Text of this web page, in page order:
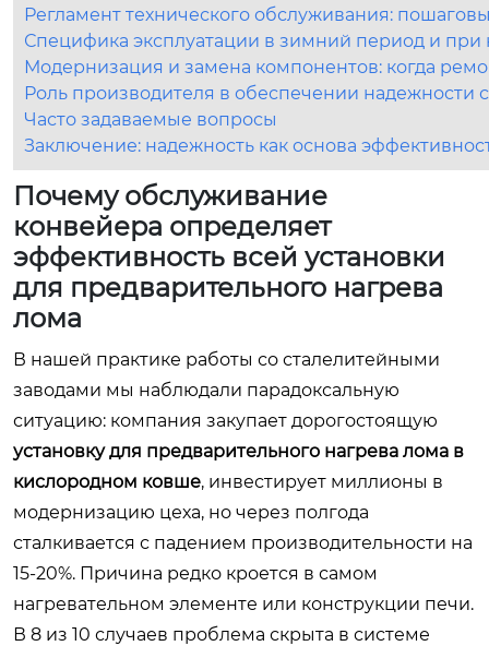
Регламент технического обслуживания:
Специфика эксплуатации в зимний период и при
Модернизация и замена компонентов: когда
Роль производителя в обеспечении надежности
Часто задаваемые вопросы
Заключение: надежность как основа
Почему обслуживание
конвейера определяет
эффективность всей установки
для предварительного нагрева
лома
В нашей практике работы со сталелитейными
заводами мы наблюдали парадоксальную
ситуацию: компания закупает дорогостоящую
установку для предварительного нагрева лома в
кислородном ковше, инвестирует миллионы в
модернизацию цеха, но через полгода
сталкивается с падением производительности на
15-20%. Причина редко кроется в самом
нагревательном элементе или конструкции печи.
В 8 из 10 случаев проблема скрыта в системе